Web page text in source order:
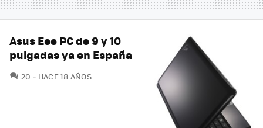
Asus Eee PC de 9 y 10
pulgadas ya en España
20 COMENTARIOS
HACE 18 AÑOS